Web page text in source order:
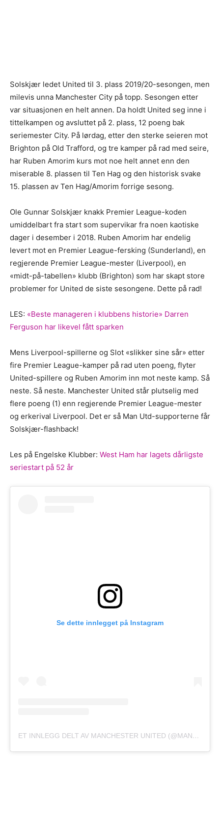
Solskjær ledet United til 3. plass 2019/20-sesongen, men
milevis unna Manchester City på topp. Sesongen etter
var situasjonen en helt annen. Da holdt United seg inne i
tittelkampen og avsluttet på 2. plass, 12 poeng bak
seriemester City. På lørdag, etter den sterke seieren mot
Brighton på Old Trafford, og tre kamper på rad med seire,
har Ruben Amorim kurs mot noe helt annet enn den
miserable 8. plassen til Ten Hag og den historisk svake
15. plassen av Ten Hag/Amorim forrige sesong.
Ole Gunnar Solskjær knakk Premier League-koden
umiddelbart fra start som supervikar fra noen kaotiske
dager i desember i 2018. Ruben Amorim har endelig
levert mot en Premier League-fersking (Sunderland), en
regjerende Premier League-mester (Liverpool), en
«midt-på-tabellen» klubb (Brighton) som har skapt store
problemer for United de siste sesongene. Dette på rad!
LES: «Beste manageren i klubbens historie» Darren
Ferguson har likevel fått sparken
Mens Liverpool-spillerne og Slot «slikker sine sår» etter
fire Premier League-kamper på rad uten poeng, flyter
United-spillere og Ruben Amorim inn mot neste kamp. Så
neste. Så neste. Manchester United står plutselig med
flere poeng (1) enn regjerende Premier League-mester
og erkerival Liverpool. Det er så Man Utd-supporterne får
Solskjær-flashback!
Les på Engelske Klubber: West Ham har lagets dårligste
seriestart på 52 år
Se dette innlegget på Instagram
ET INNLEGG DELT AV MANCHESTER UNITED (@MANCHESTERUNITED)